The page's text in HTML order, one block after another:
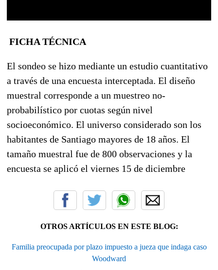
FICHA TÉCNICA
El sondeo se hizo mediante un estudio cuantitativo
a través de una encuesta interceptada. El diseño
muestral corresponde a un muestreo no-
probabilístico por cuotas según nivel
socioeconómico. El universo considerado son los
habitantes de Santiago mayores de 18 años. El
tamaño muestral fue de 800 observaciones y la
encuesta se aplicó el viernes 15 de diciembre
OTROS ARTÍCULOS EN ESTE BLOG:
Familia preocupada por plazo impuesto a jueza que indaga caso
Woodward